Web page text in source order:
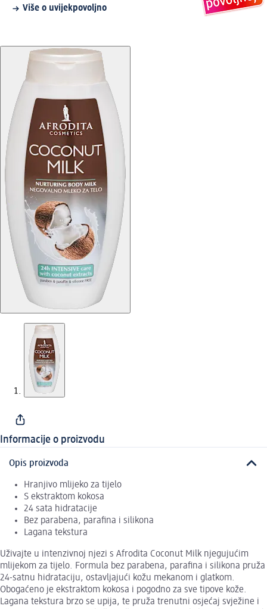
Više o uvijekpovoljno
Informacije o proizvodu
Opis proizvoda
Hranjivo mlijeko za tijelo
S ekstraktom kokosa
24 sata hidratacije
Bez parabena, parafina i silikona
Lagana tekstura
Uživajte u intenzivnoj njezi s Afrodita Coconut Milk njegujućim
mlijekom za tijelo. Formula bez parabena, parafina i silikona pruža
24-satnu hidrataciju, ostavljajući kožu mekanom i glatkom.
Obogaćeno je ekstraktom kokosa i pogodno za sve tipove kože.
Lagana tekstura brzo se upija, te pruža trenutni osjećaj svježine i